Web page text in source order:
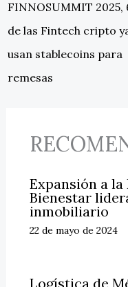
FINNOSUMMIT 2025,
de las Fintech cripto
usan stablecoins para
remesas
Expansión a
Bienestar
inmobiliario
22 de mayo de 2024
Logística de